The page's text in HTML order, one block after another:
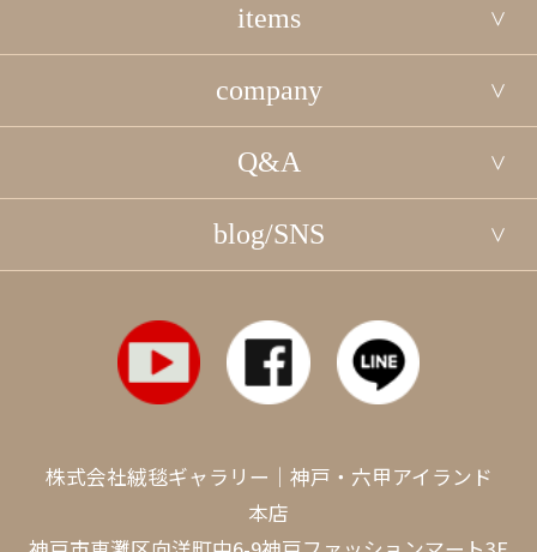
items
company
Q&A
blog/SNS
株式会社絨毯ギャラリー｜神戸・六甲アイランド
本店